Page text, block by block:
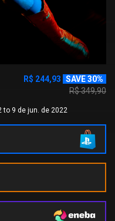
R$ 244,93 SAVE 30%
R$ 349,90
to 9 de jun. de 2022